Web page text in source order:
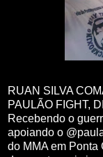
RUAN SILVA
PAULÃO FIGHT,
Recebendo o
apoiando o
do MMA em Ponta